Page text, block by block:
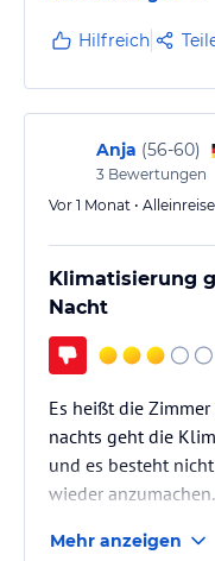
Hilfreich
Anja (56-60)
3 Bewertungen
Vor 1 Monat •
Klimatisierung
Nacht
Es heißt die
nachts geht die
und es besteht
wieder
das Hotel ja nach
Mehr anzeigen